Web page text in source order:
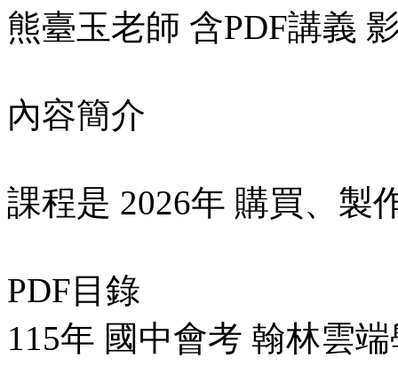
熊臺玉老師 含PDF講義
內容簡介
課程是 2026年 購買、製
PDF目錄
115年 國中會考 翰林雲